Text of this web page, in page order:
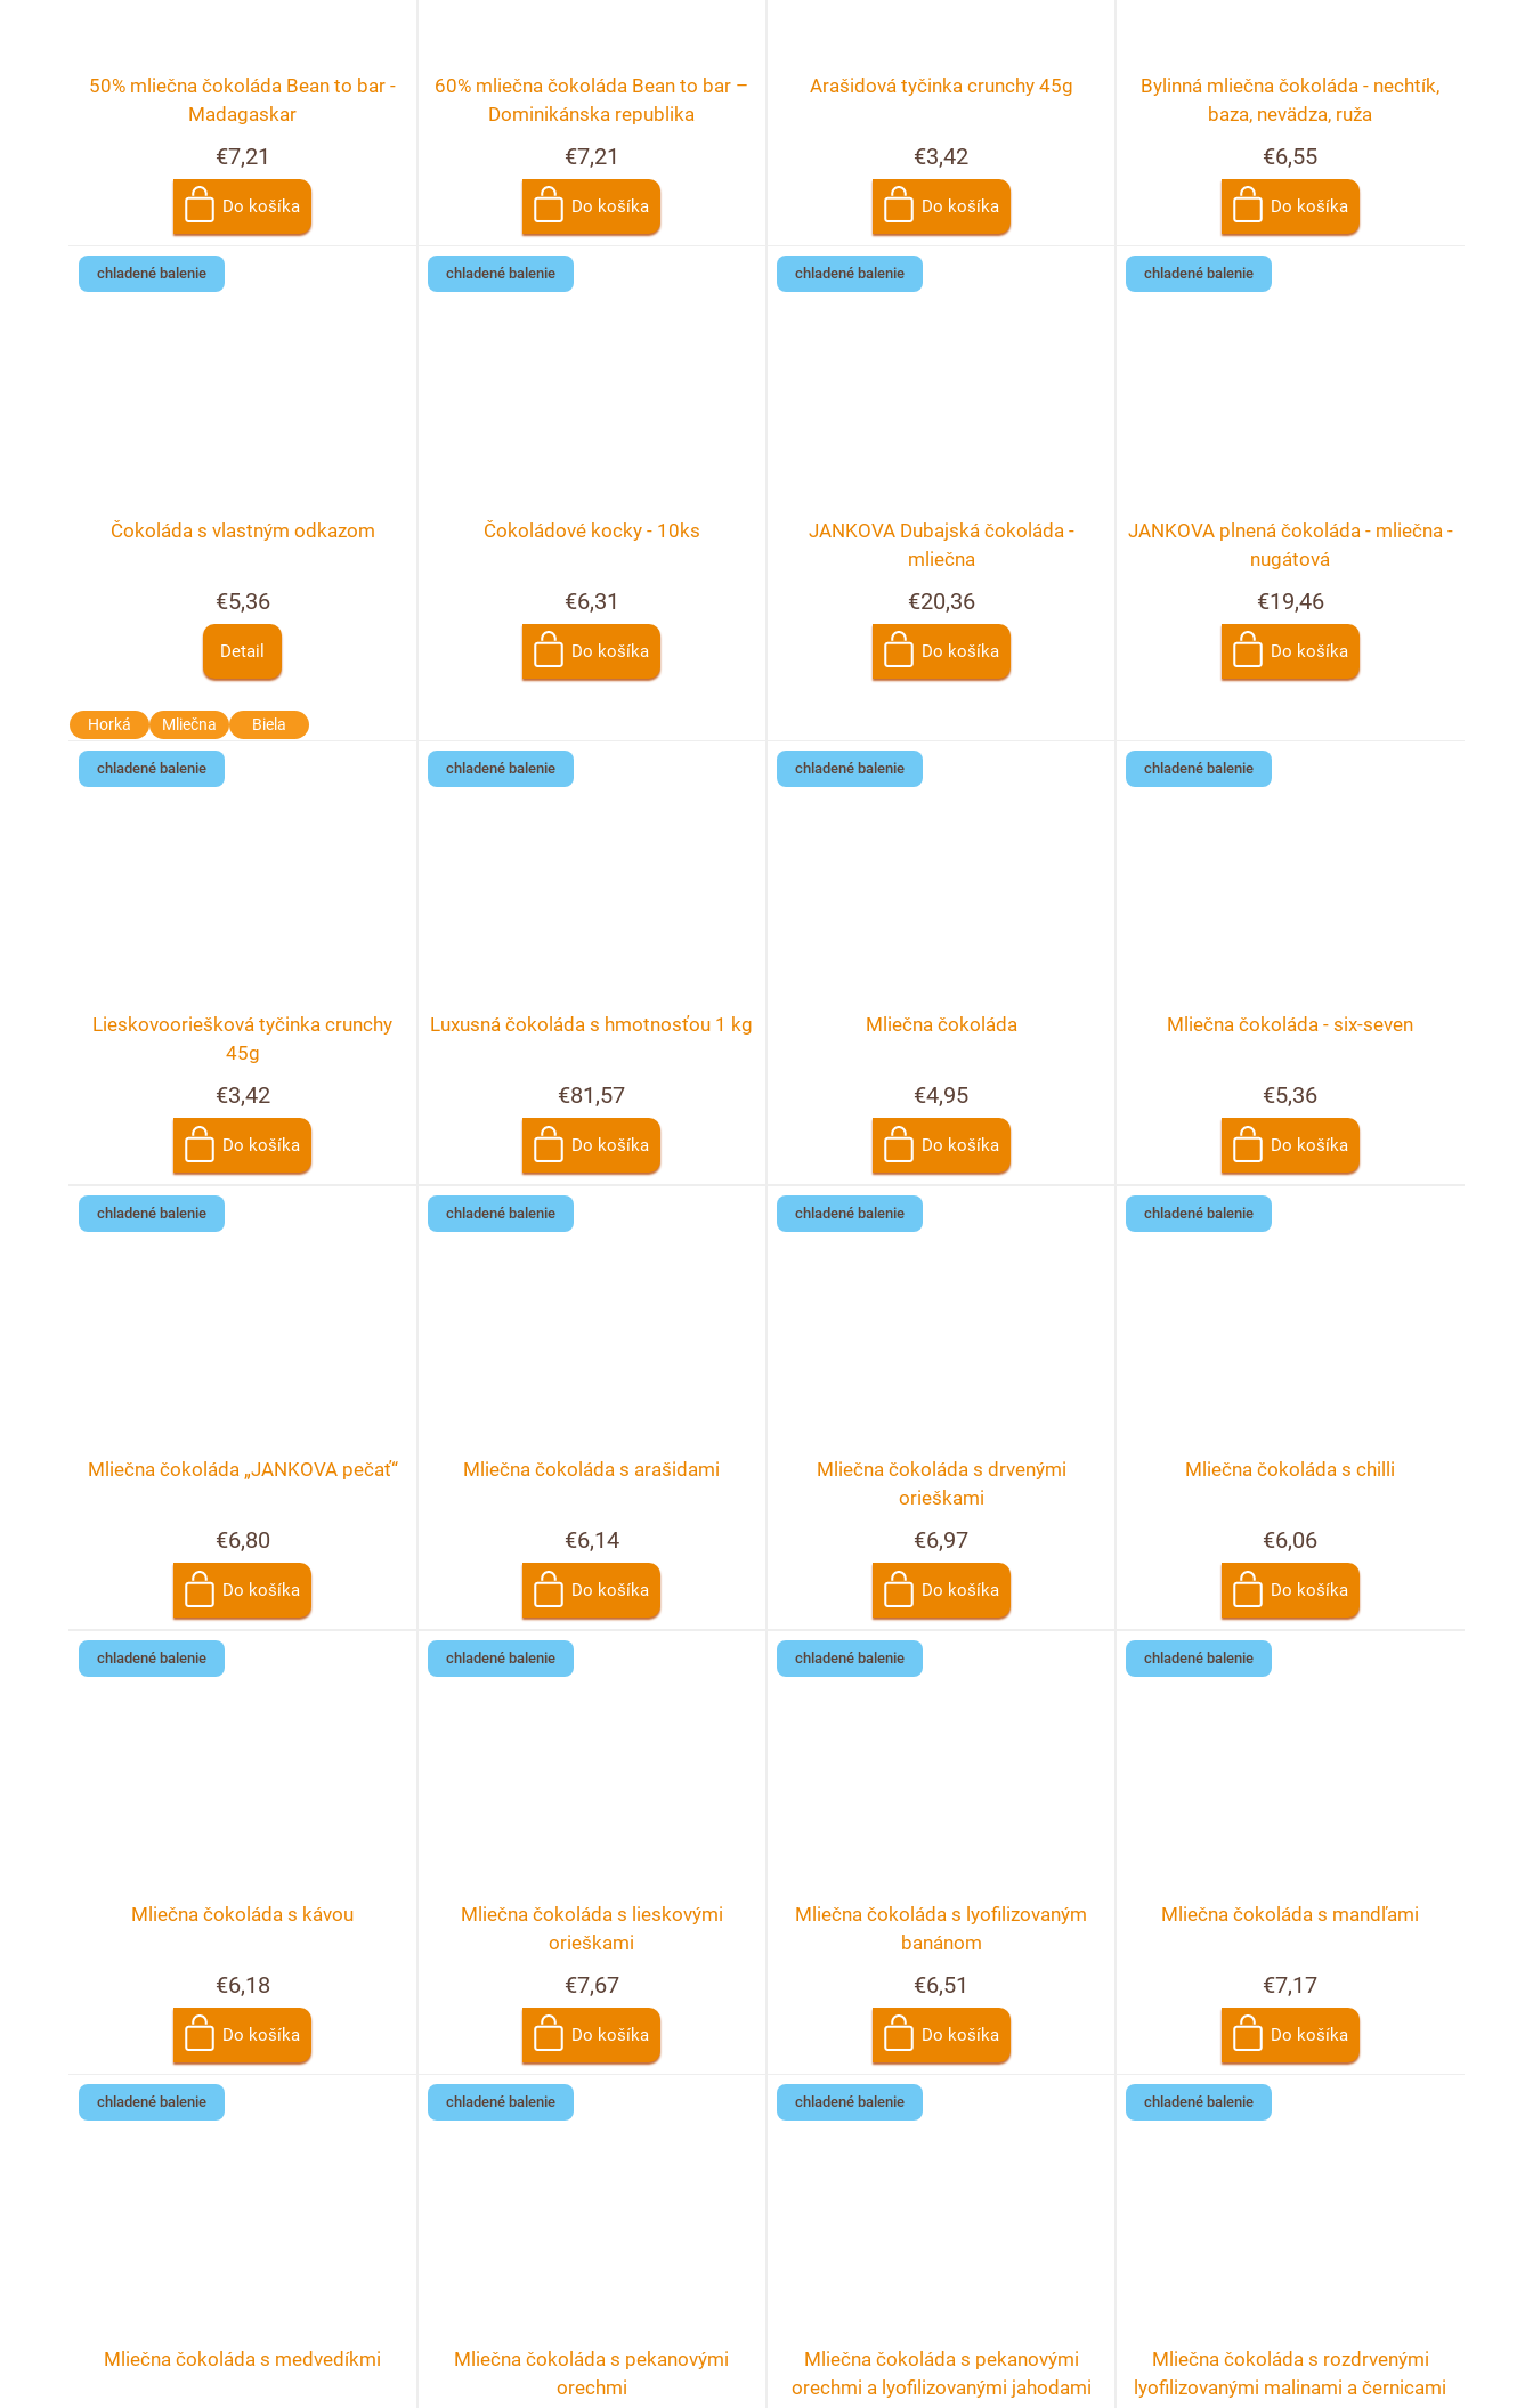
50% mliečna čokoláda Bean to bar -
Madagaskar
€7,21
Do košíka
60% mliečna čokoláda Bean to bar –
Dominikánska republika
€7,21
Do košíka
Arašidová tyčinka crunchy 45g
€3,42
Do košíka
Bylinná mliečna čokoláda - nechtík,
baza, nevädza, ruža
€6,55
Do košíka
chladené balenie
Čokoláda s vlastným odkazom
€5,36
Detail
Horká Mliečna Biela
chladené balenie
Čokoládové kocky - 10ks
€6,31
Do košíka
chladené balenie
JANKOVA Dubajská čokoláda -
mliečna
€20,36
Do košíka
chladené balenie
JANKOVA plnená čokoláda - mliečna -
nugátová
€19,46
Do košíka
chladené balenie
Lieskovooriešková tyčinka crunchy
45g
€3,42
Do košíka
chladené balenie
Luxusná čokoláda s hmotnosťou 1 kg
€81,57
Do košíka
chladené balenie
Mliečna čokoláda
€4,95
Do košíka
chladené balenie
Mliečna čokoláda - six-seven
€5,36
Do košíka
chladené balenie
Mliečna čokoláda „JANKOVA pečať“
€6,80
Do košíka
chladené balenie
Mliečna čokoláda s arašidami
€6,14
Do košíka
chladené balenie
Mliečna čokoláda s drvenými
orieškami
€6,97
Do košíka
chladené balenie
Mliečna čokoláda s chilli
€6,06
Do košíka
chladené balenie
Mliečna čokoláda s kávou
€6,18
Do košíka
chladené balenie
Mliečna čokoláda s lieskovými
orieškami
€7,67
Do košíka
chladené balenie
Mliečna čokoláda s lyofilizovaným
banánom
€6,51
Do košíka
chladené balenie
Mliečna čokoláda s mandľami
€7,17
Do košíka
chladené balenie
Mliečna čokoláda s medvedíkmi
chladené balenie
Mliečna čokoláda s pekanovými
orechmi
chladené balenie
Mliečna čokoláda s pekanovými
orechmi a lyofilizovanými jahodami
chladené balenie
Mliečna čokoláda s rozdrvenými
lyofilizovanými malinami a černicami